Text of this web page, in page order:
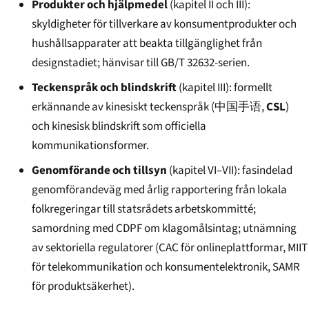
Produkter och hjälpmedel(kapitel II och III):
skyldigheter för tillverkare av konsumentprodukter och
hushållsapparater att beakta tillgänglighet från
designstadiet; hänvisar till GB/T 32632-serien.
Teckenspråk och blindskrift(kapitel III): formellt
erkännande av kinesiskt teckenspråk (中国手语,CSL)
och kinesisk blindskrift som officiella
kommunikationsformer.
Genomförande och tillsyn (kapitel VI–VII): fasindelad
genomförandeväg med årlig rapportering från lokala
folkregeringar till statsrådets arbetskommitté;
samordning med CDPF om klagomålsintag; utnämning
av sektoriella regulatorer (CAC för onlineplattformar, MIIT
för telekommunikation och konsumentelektronik, SAMR
för produktsäkerhet).